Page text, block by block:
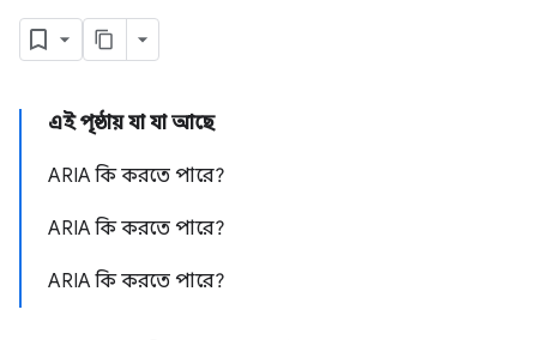
এই পৃষ্ঠায় যা যা আছে
ARIA কি করতে পারে?
ARIA কি করতে পারে?
ARIA কি করতে পারে?